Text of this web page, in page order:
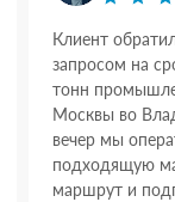
Клиент
запросом на
тонн
Москвы во
вечер мы
подходящую
маршрут и